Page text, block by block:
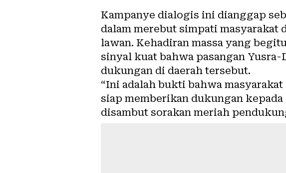
Kampanye dialogis ini dianggap
dalam merebut simpati
lawan. Kehadiran massa yang
sinyal kuat bahwa pasangan
dukungan di daerah tersebut.
“Ini adalah bukti bahwa
siap memberikan dukungan
disambut sorakan meriah